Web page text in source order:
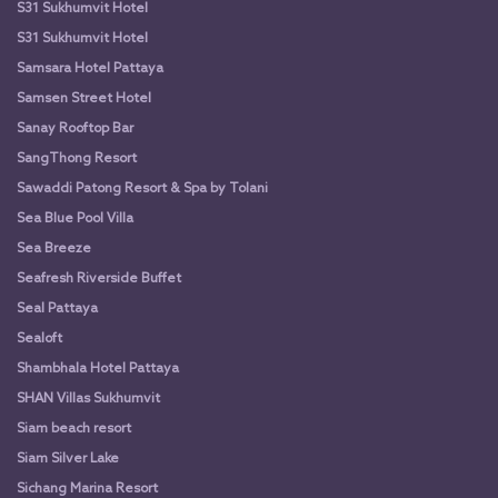
S31 Sukhumvit Hotel
S31 Sukhumvit Hotel
Samsara Hotel Pattaya
Samsen Street Hotel
Sanay Rooftop Bar
SangThong Resort
Sawaddi Patong Resort & Spa by Tolani
Sea Blue Pool Villa
Sea Breeze
Seafresh Riverside Buffet
Seal Pattaya
Sealoft
Shambhala Hotel Pattaya
SHAN Villas Sukhumvit
Siam beach resort
Siam Silver Lake
Sichang Marina Resort